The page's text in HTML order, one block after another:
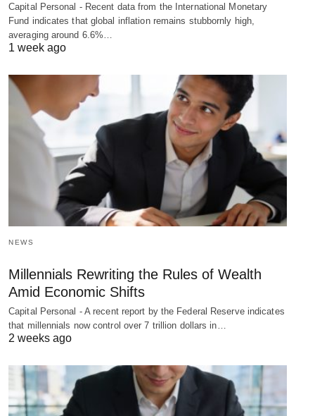
Capital Personal - Recent data from the International Monetary
Fund indicates that global inflation remains stubbornly high,
averaging around 6.6%…
1 week ago
NEWS
Millennials Rewriting the Rules of Wealth
Amid Economic Shifts
Capital Personal - A recent report by the Federal Reserve indicates
that millennials now control over 7 trillion dollars in…
2 weeks ago